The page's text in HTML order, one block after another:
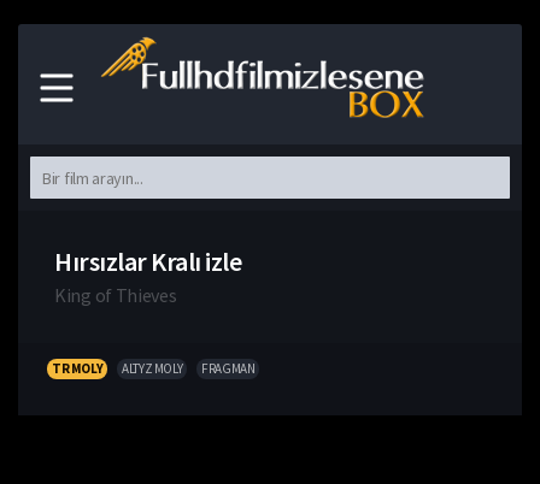
Hırsızlar Kralı izle
King of Thieves
TR MOLY ALTYZ MOLY FRAGMAN